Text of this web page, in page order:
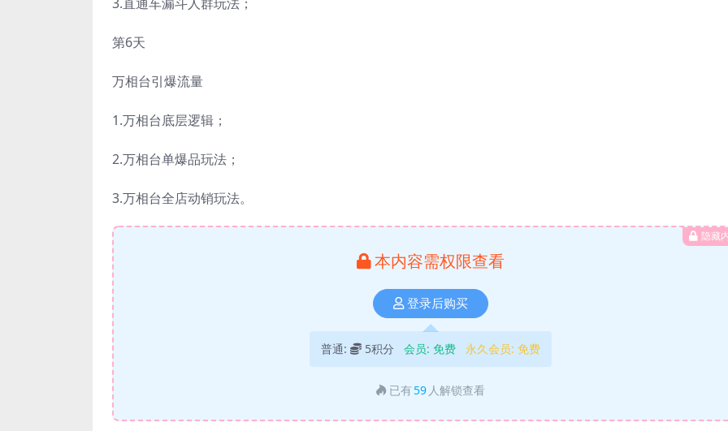
第6天
万相台引爆流量
1.万相台底层逻辑；
2.万相台单爆品玩法；
3.万相台全店动销玩法。
隐藏
本内容需权限查看
登录后购买
普通: 5积分 会员: 免费 永久会员: 免费
已有 59 人解锁查看